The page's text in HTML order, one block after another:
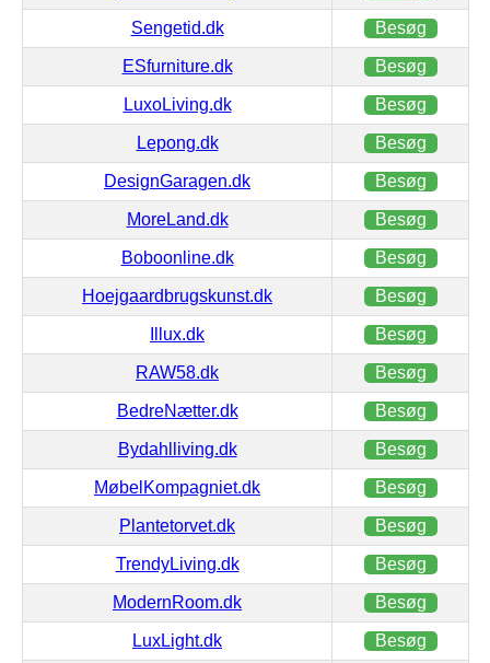
Sengetid.dk Besøg
ESfurniture.dk Besøg
LuxoLiving.dk Besøg
Lepong.dk Besøg
DesignGaragen.dk Besøg
MoreLand.dk Besøg
Boboonline.dk Besøg
Hoejgaardbrugskunst.dk Besøg
Illux.dk Besøg
RAW58.dk Besøg
BedreNætter.dk Besøg
Bydahlliving.dk Besøg
MøbelKompagniet.dk Besøg
Plantetorvet.dk Besøg
TrendyLiving.dk Besøg
ModernRoom.dk Besøg
LuxLight.dk Besøg